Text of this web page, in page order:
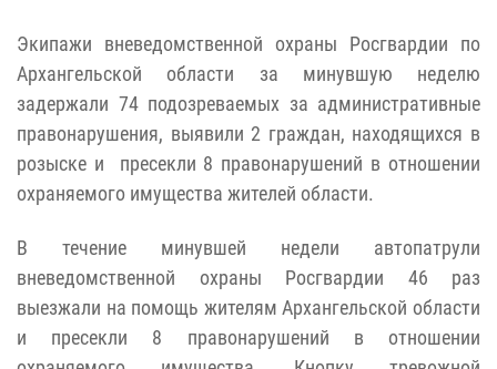
Экипажи вневедомственной охраны Росгвардии по
Архангельской области за минувшую неделю
задержали 74 подозреваемых за административные
правонарушения, выявили 2 граждан, находящихся в
розыске и пресекли 8 правонарушений в отношении
охраняемого имущества жителей области.
В течение минувшей недели автопатрули
вневедомственной охраны Росгвардии 46 раз
выезжали на помощь жителям Архангельской области
и пресекли 8 правонарушений в отношении